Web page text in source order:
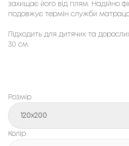
захищає його від плям. Надійно
подовжує термін служби
Підходить для дитячих та
30 см.
Розмір
120x200
Колір